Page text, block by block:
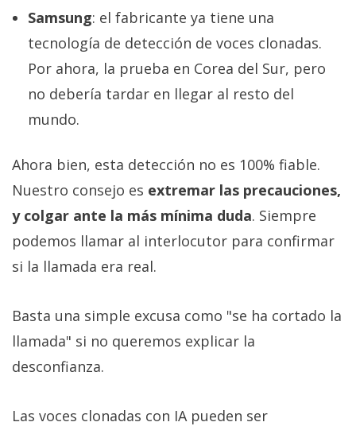
Samsung: el fabricante ya tiene una
tecnología de detección de voces clonadas.
Por ahora, la prueba en Corea del Sur, pero
no debería tardar en llegar al resto del
mundo.
Ahora bien, esta detección no es 100% fiable.
Nuestro consejo es extremar las precauciones,
y colgar ante la más mínima duda. Siempre
podemos llamar al interlocutor para confirmar
si la llamada era real.
Basta una simple excusa como "se ha cortado la
llamada" si no queremos explicar la
desconfianza.
Las voces clonadas con IA pueden ser